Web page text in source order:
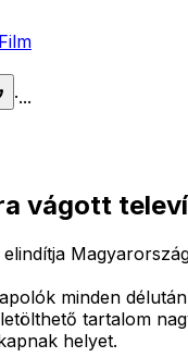
Film
·...
vágott
minden
tartalom
helyet.